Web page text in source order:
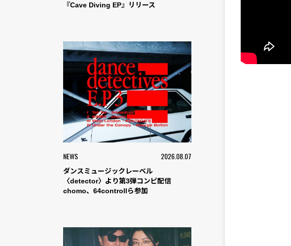
『Cave Diving EP』リリース
NEWS 2026.08.07
ダンスミュージックレーベル
〈detector〉より第3弾コンピ配信
chomo、64controllら参加